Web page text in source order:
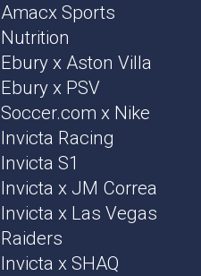
Amacx Sports
Nutrition
Ebury x Aston Villa
Ebury x PSV
Soccer.com x Nike
Invicta Racing
Invicta S1
Invicta x JM Correa
Invicta x Las Vegas
Raiders
Invicta x SHAQ